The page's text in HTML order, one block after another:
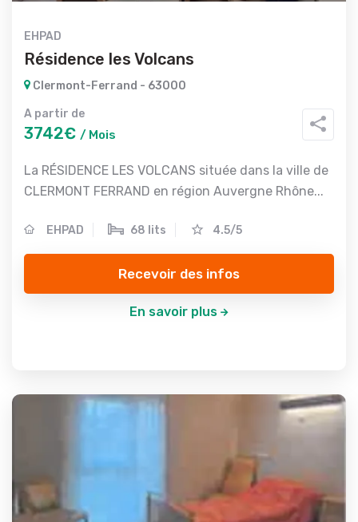
EHPAD
Résidence les Volcans
Clermont-Ferrand - 63000
A partir de
3742€ / Mois
La RÉSIDENCE LES VOLCANS située dans la ville de
CLERMONT FERRAND en région Auvergne Rhône...
EHPAD 68 lits 4.5/5
Recevoir des infos
En savoir plus